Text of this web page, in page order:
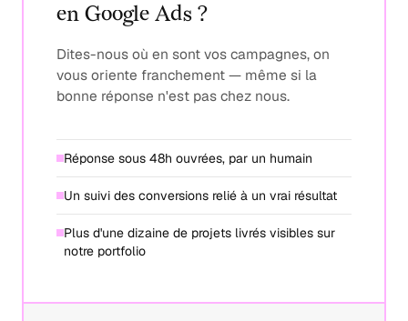
en Google Ads ?
Dites-nous où en sont vos campagnes, on
vous oriente franchement — même si la
bonne réponse n'est pas chez nous.
Réponse sous 48h ouvrées, par un humain
Un suivi des conversions relié à un vrai résultat
Plus d'une dizaine de projets livrés visibles sur
notre portfolio